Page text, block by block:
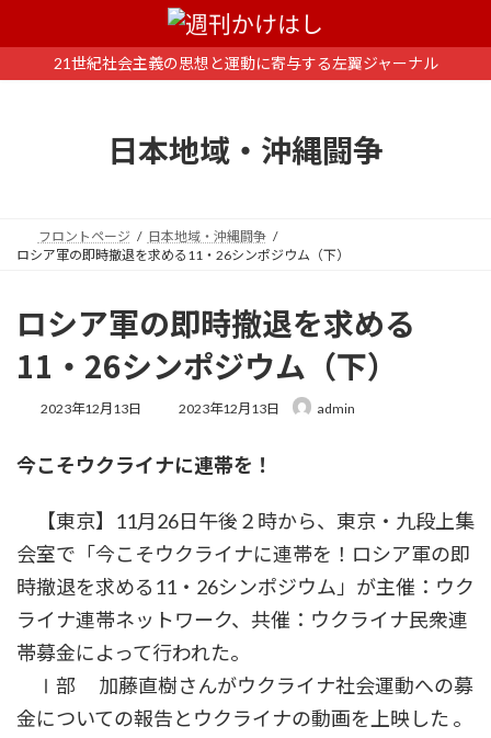
ン
ー
21世紀社会主義の思想と運動に寄与する左翼ジャーナル
日本地域・沖縄闘争
フロントページ
日本地域・沖縄闘争
ロシア軍の即時撤退を求める11・26シンポジウム（下）
ロシア軍の即時撤退を求める
11・26シンポジウム（下）
2023年12月13日
最
新
:
2023年12月13日 admin
今こそウクライナに連帯を！
【東京】11月26日午後２時から、東京・九段上集
会室で「今こそウクライナに連帯を！ロシア軍の即
時撤退を求める11・26シンポジウム」が主催：ウク
ライナ連帯ネットワーク、共催：ウクライナ民衆連
帯募金によって行われた。
Ⅰ部 加藤直樹さんがウクライナ社会運動への募
金についての報告とウクライナの動画を上映した 。